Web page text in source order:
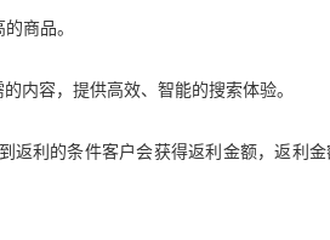
商品。
内容，提供高效、智能的搜索体验。
返利的条件客户会获得返利金额，返利金